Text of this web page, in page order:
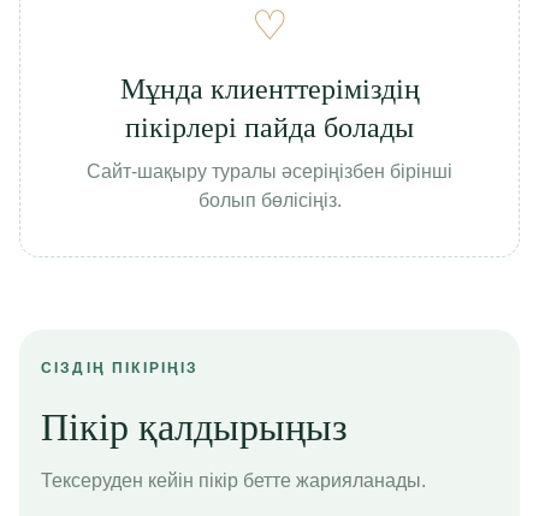
♡
Мұнда клиенттеріміздің
пікірлері пайда болады
Сайт-шақыру туралы әсеріңізбен бірінші
болып бөлісіңіз.
СІЗДІҢ ПІКІРІҢІЗ
Пікір қалдырыңыз
Тексеруден кейін пікір бетте жарияланады.